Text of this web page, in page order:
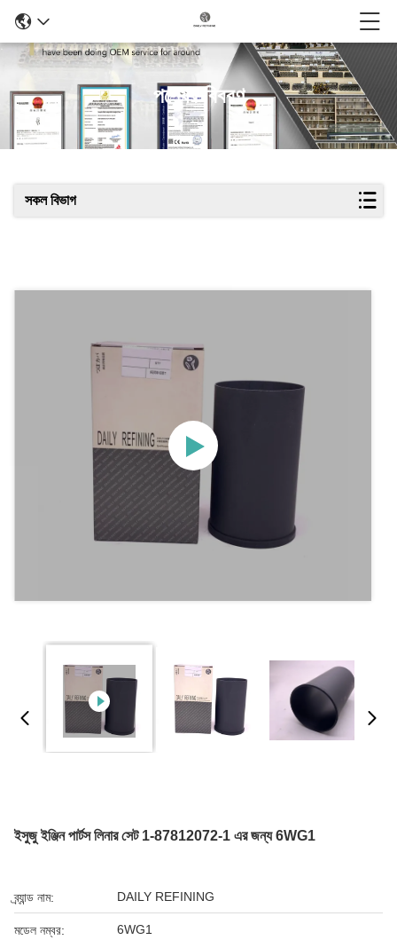
পণ্যের বিবরণ
সকল বিভাগ
ইসুজু ইঞ্জিন পার্টস লিনার সেট 1-87812072-1 এর জন্য 6WG1
ব্র্যান্ড নাম: DAILY REFINING
মডেল নম্বর: 6WG1